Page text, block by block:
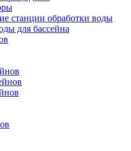
станции обработки воды
для бассейна